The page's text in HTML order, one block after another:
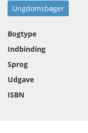
Ungdomsbøger
Bogtype
Indbinding
Sprog
Udgave
ISBN